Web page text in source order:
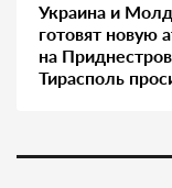
Украина и
готовят новую
на
Тирасполь